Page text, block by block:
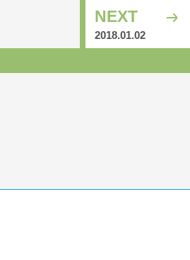
NEXT
2018.01.02